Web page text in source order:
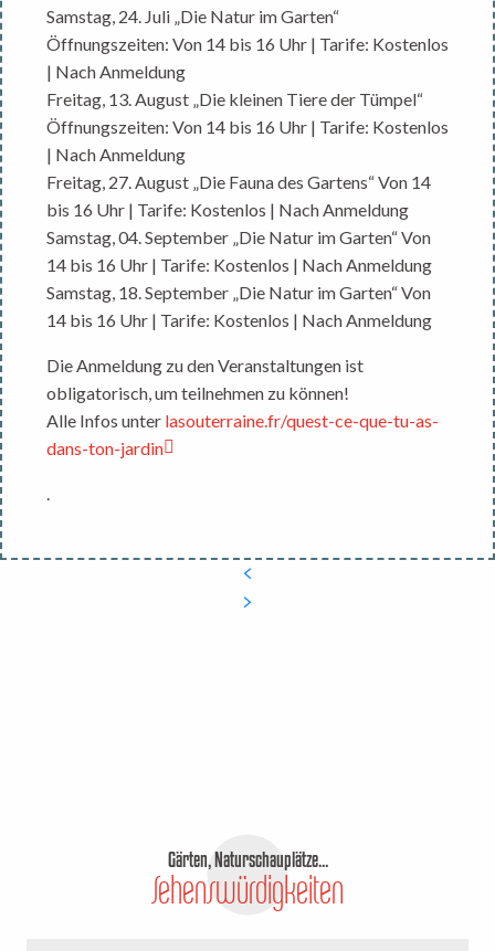
Samstag, 24. Juli „Die Natur im Garten“
Öffnungszeiten: Von 14 bis 16 Uhr | Tarife: Kostenlos
| Nach Anmeldung
Freitag, 13. August „Die kleinen Tiere der Tümpel“
Öffnungszeiten: Von 14 bis 16 Uhr | Tarife: Kostenlos
| Nach Anmeldung
Freitag, 27. August „Die Fauna des Gartens“ Von 14
bis 16 Uhr | Tarife: Kostenlos | Nach Anmeldung
Samstag, 04. September „Die Natur im Garten“ Von
14 bis 16 Uhr | Tarife: Kostenlos | Nach Anmeldung
Samstag, 18. September „Die Natur im Garten“ Von
14 bis 16 Uhr | Tarife: Kostenlos | Nach Anmeldung
Die Anmeldung zu den Veranstaltungen ist
obligatorisch, um teilnehmen zu können!
Alle Infos unter lasouterraine.fr/quest-ce-que-tu-as-
dans-ton-jardin
.
Gärten, Naturschauplätze...
Sehenswürdigkeiten